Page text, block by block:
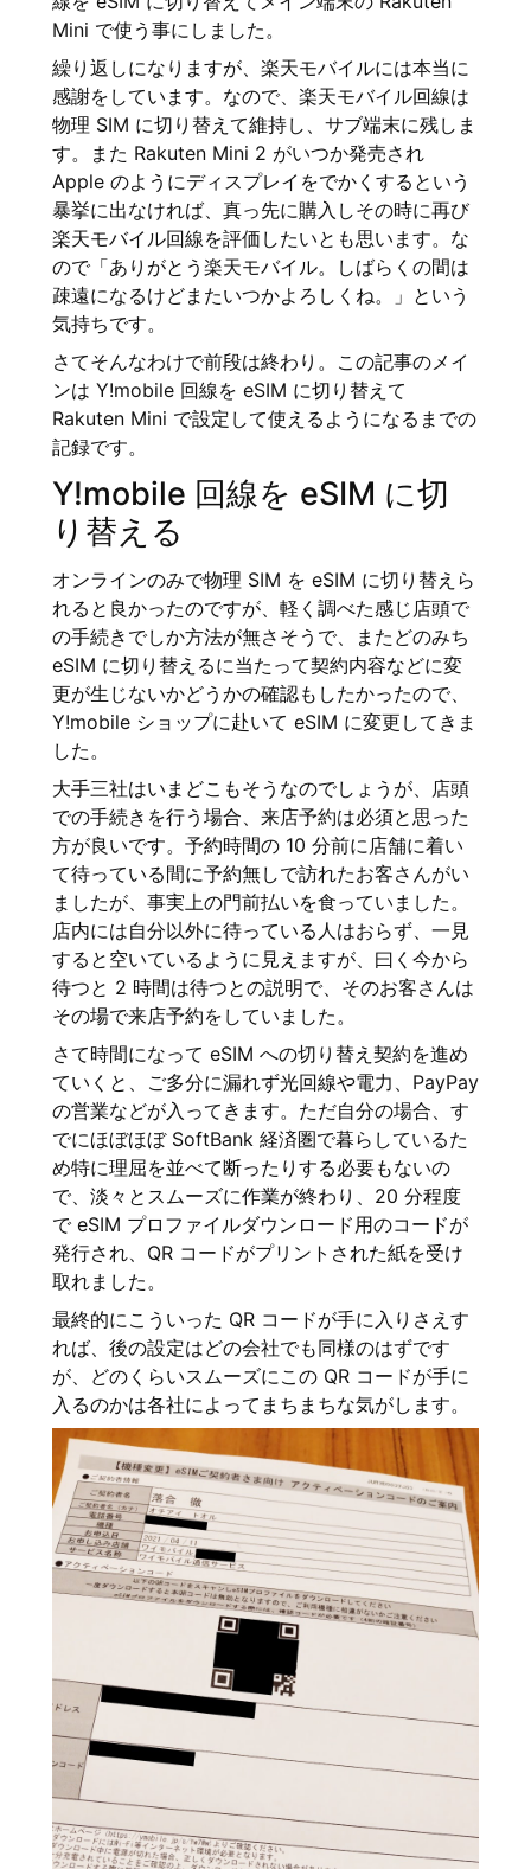
Mini で使う事にしました。
繰り返しになりますが、楽天モバイルには本当に
感謝をしています。なので、楽天モバイル回線は
物理 SIM に切り替えて維持し、サブ端末に残しま
す。また Rakuten Mini 2 がいつか発売され
Apple のようにディスプレイをでかくするという
暴挙に出なければ、真っ先に購入しその時に再び
楽天モバイル回線を評価したいとも思います。な
ので「ありがとう楽天モバイル。しばらくの間は
疎遠になるけどまたいつかよろしくね。」という
気持ちです。
さてそんなわけで前段は終わり。この記事のメイ
ンは Y!mobile 回線を eSIM に切り替えて
Rakuten Mini で設定して使えるようになるまでの
記録です。
Y!mobile 回線を eSIM に切
り替える
オンラインのみで物理 SIM を eSIM に切り替えら
れると良かったのですが、軽く調べた感じ店頭で
の手続きでしか方法が無さそうで、またどのみち
eSIM に切り替えるに当たって契約内容などに変
更が生じないかどうかの確認もしたかったので、
Y!mobile ショップに赴いて eSIM に変更してきま
した。
大手三社はいまどこもそうなのでしょうが、店頭
での手続きを行う場合、来店予約は必須と思った
方が良いです。予約時間の 10 分前に店舗に着い
て待っている間に予約無しで訪れたお客さんがい
ましたが、事実上の門前払いを食っていました。
店内には自分以外に待っている人はおらず、一見
すると空いているように見えますが、曰く今から
待つと 2 時間は待つとの説明で、そのお客さんは
その場で来店予約をしていました。
さて時間になって eSIM への切り替え契約を進め
ていくと、ご多分に漏れず光回線や電力、PayPay
の営業などが入ってきます。ただ自分の場合、す
でにほぼほぼ SoftBank 経済圏で暮らしているた
め特に理屈を並べて断ったりする必要もないの
で、淡々とスムーズに作業が終わり、20 分程度
で eSIM プロファイルダウンロード用のコードが
発行され、QR コードがプリントされた紙を受け
取れました。
最終的にこういった QR コードが手に入りさえす
れば、後の設定はどの会社でも同様のはずです
が、どのくらいスムーズにこの QR コードが手に
入るのかは各社によってまちまちな気がします。